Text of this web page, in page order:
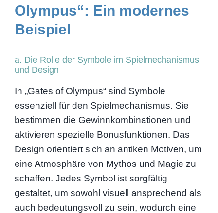
Olympus“: Ein modernes
Beispiel
a. Die Rolle der Symbole im Spielmechanismus
und Design
In „Gates of Olympus“ sind Symbole
essenziell für den Spielmechanismus. Sie
bestimmen die Gewinnkombinationen und
aktivieren spezielle Bonusfunktionen. Das
Design orientiert sich an antiken Motiven, um
eine Atmosphäre von Mythos und Magie zu
schaffen. Jedes Symbol ist sorgfältig
gestaltet, um sowohl visuell ansprechend als
auch bedeutungsvoll zu sein, wodurch eine